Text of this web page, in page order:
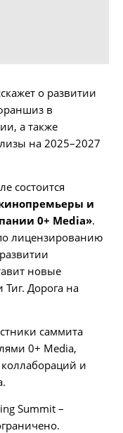
о развитии
в
а также
на 2025–2027
состоится
и
0+ Media».
лицензированию
новые
Дорога на
саммита
0+ Media,
и
Summit –